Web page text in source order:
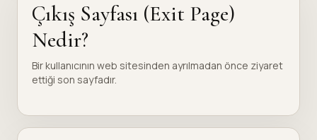
Çıkış Sayfası (Exit Page)
Nedir?
Bir kullanıcının web sitesinden ayrılmadan önce ziyaret
ettiği son sayfadır.